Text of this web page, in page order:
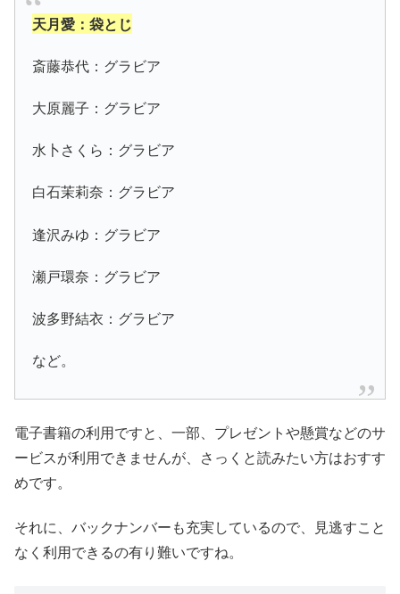
天月愛：袋とじ
斎藤恭代：グラビア
大原麗子：グラビア
水卜さくら：グラビア
白石茉莉奈：グラビア
逢沢みゆ：グラビア
瀬戸環奈：グラビア
波多野結衣：グラビア
など。
電子書籍の利用ですと、一部、プレゼントや懸賞などのサ
ービスが利用できませんが、さっくと読みたい方はおすす
めです。
それに、バックナンバーも充実しているので、見逃すこと
なく利用できるの有り難いですね。